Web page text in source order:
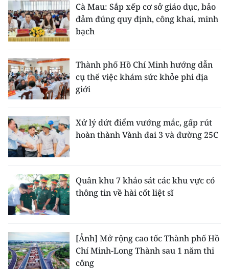
Cà Mau: Sắp xếp cơ sở giáo dục, bảo
đảm đúng quy định, công khai, minh
bạch
Thành phố Hồ Chí Minh hướng dẫn
cụ thể việc khám sức khỏe phi địa
giới
Xử lý dứt điểm vướng mắc, gấp rút
hoàn thành Vành đai 3 và đường 25C
Quân khu 7 khảo sát các khu vực có
thông tin về hài cốt liệt sĩ
[Ảnh] Mở rộng cao tốc Thành phố Hồ
Chí Minh-Long Thành sau 1 năm thi
công